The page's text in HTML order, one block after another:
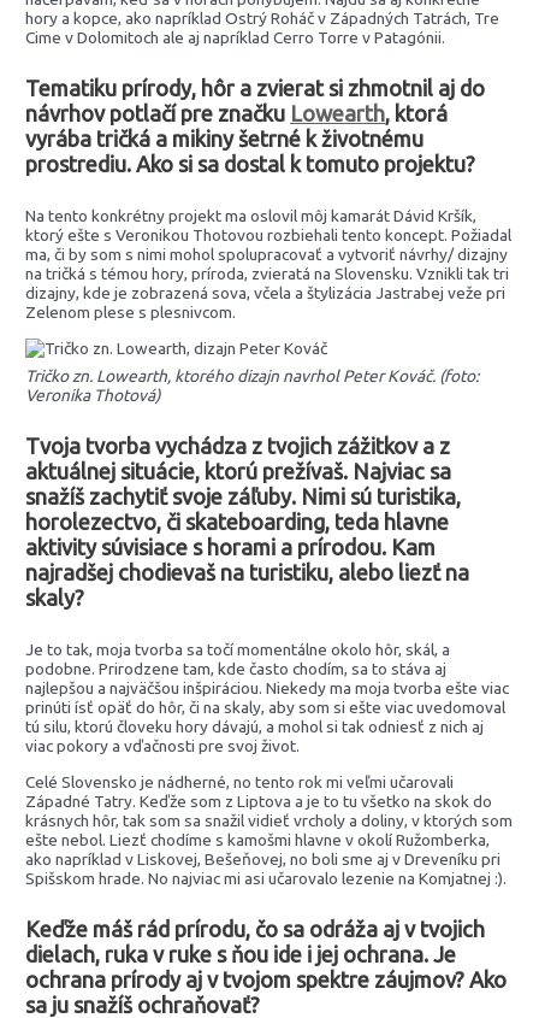
hory a kopce, ako napríklad Ostrý Roháč v Západných Tatrách, Tre
Cime v Dolomitoch ale aj napríklad Cerro Torre v Patagónii.
Tematiku prírody, hôr a zvierat si zhmotnil aj do
návrhov potlačí pre značku Lowearth, ktorá
vyrába tričká a mikiny šetrné k životnému
prostrediu. Ako si sa dostal k tomuto projektu?
Na tento konkrétny projekt ma oslovil môj kamarát Dávid Kršík,
ktorý ešte s Veronikou Thotovou rozbiehali tento koncept. Požiadal
ma, či by som s nimi mohol spolupracovať a vytvoriť návrhy/ dizajny
na tričká s témou hory, príroda, zvieratá na Slovensku. Vznikli tak tri
dizajny, kde je zobrazená sova, včela a štylizácia Jastrabej veže pri
Zelenom plese s plesnivcom.
Tričko zn. Lowearth, ktorého dizajn navrhol Peter Kováč. (foto:
Veronika Thotová)
Tvoja tvorba vychádza z tvojich zážitkov a z
aktuálnej situácie, ktorú prežívaš. Najviac sa
snažíš zachytiť svoje záľuby. Nimi sú turistika,
horolezectvo, či skateboarding, teda hlavne
aktivity súvisiace s horami a prírodou. Kam
najradšej chodievaš na turistiku, alebo liezť na
skaly?
Je to tak, moja tvorba sa točí momentálne okolo hôr, skál, a
podobne. Prirodzene tam, kde často chodím, sa to stáva aj
najlepšou a najväčšou inšpiráciou. Niekedy ma moja tvorba ešte viac
prinúti ísť opäť do hôr, či na skaly, aby som si ešte viac uvedomoval
tú silu, ktorú človeku hory dávajú, a mohol si tak odniesť z nich aj
viac pokory a vďačnosti pre svoj život.
Celé Slovensko je nádherné, no tento rok mi veľmi učarovali
Západné Tatry. Keďže som z Liptova a je to tu všetko na skok do
krásnych hôr, tak som sa snažil vidieť vrcholy a doliny, v ktorých som
ešte nebol. Liezť chodíme s kamošmi hlavne v okolí Ružomberka,
ako napríklad v Liskovej, Bešeňovej, no boli sme aj v Dreveníku pri
Spišskom hrade. No najviac mi asi učarovalo lezenie na Komjatnej :).
Keďže máš rád prírodu, čo sa odráža aj v tvojich
dielach, ruka v ruke s ňou ide i jej ochrana. Je
ochrana prírody aj v tvojom spektre záujmov? Ako
sa ju snažíš ochraňovať?